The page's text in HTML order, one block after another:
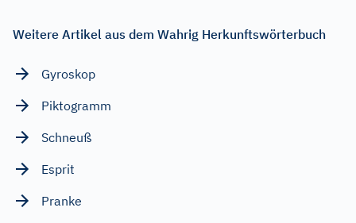
Weitere Artikel aus dem Wahrig Herkunftswörterbuch
Gyroskop
Piktogramm
Schneuß
Esprit
Pranke